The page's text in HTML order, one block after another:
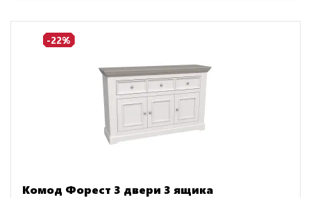
-22%
Комод Форест 3 двери 3 ящика